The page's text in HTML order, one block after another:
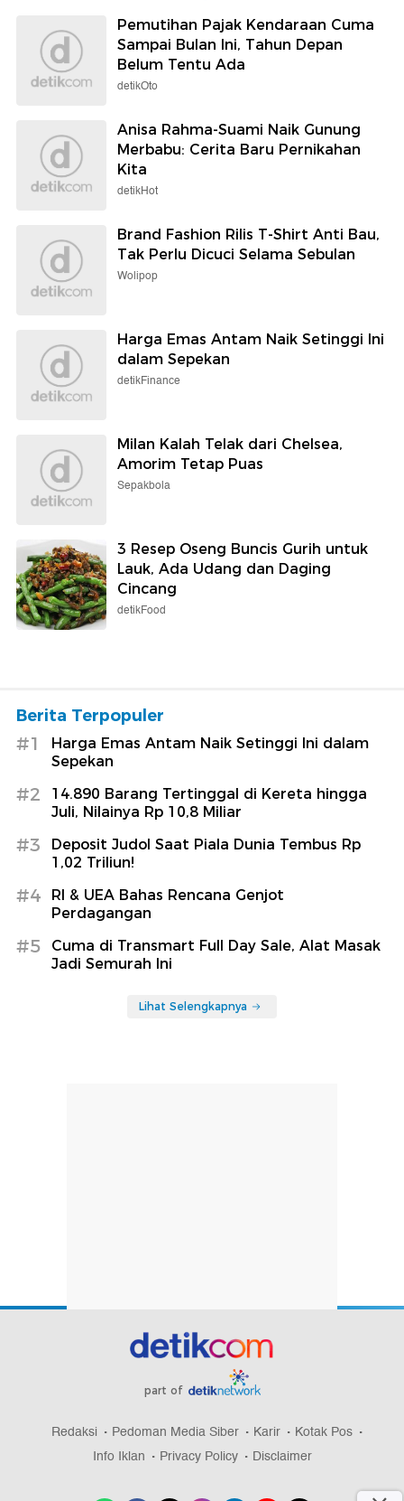
Pemutihan Pajak Kendaraan Cuma
Sampai Bulan Ini, Tahun Depan
Belum Tentu Ada
detikOto
Anisa Rahma-Suami Naik Gunung
Merbabu: Cerita Baru Pernikahan
Kita
detikHot
Brand Fashion Rilis T-Shirt Anti Bau,
Tak Perlu Dicuci Selama Sebulan
Wolipop
Harga Emas Antam Naik Setinggi Ini
dalam Sepekan
detikFinance
Milan Kalah Telak dari Chelsea,
Amorim Tetap Puas
Sepakbola
3 Resep Oseng Buncis Gurih untuk
Lauk, Ada Udang dan Daging
Cincang
detikFood
Berita Terpopuler
#1
Harga Emas Antam Naik Setinggi Ini dalam
Sepekan
#2
14.890 Barang Tertinggal di Kereta hingga
Juli, Nilainya Rp 10,8 Miliar
#3
Deposit Judol Saat Piala Dunia Tembus Rp
1,02 Triliun!
#4
RI & UEA Bahas Rencana Genjot
Perdagangan
#5
Cuma di Transmart Full Day Sale, Alat Masak
Jadi Semurah Ini
Lihat Selengkapnya
part of
Redaksi Pedoman Media Siber Karir
Kotak Pos
Info Iklan
Privacy Policy Disclaimer